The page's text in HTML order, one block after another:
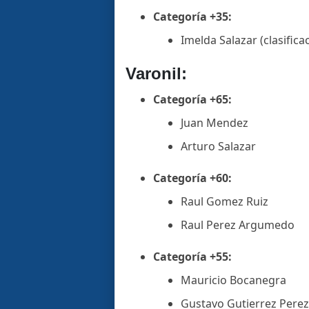
Categoría +35:
Imelda Salazar
Varonil:
Categoría +65:
Juan Mendez
Arturo Salazar
Categoría +60:
Raul Gomez Ruiz
Raul Perez Argumedo
Categoría +55:
Mauricio Bocanegra
Gustavo Gutierrez Perez